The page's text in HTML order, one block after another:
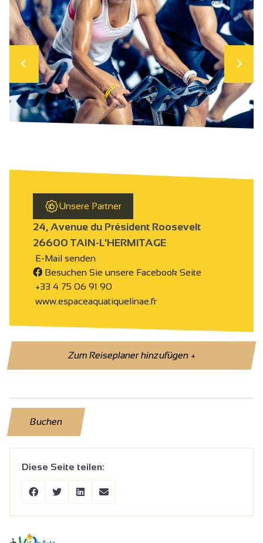
Unsere Partner
24, Avenue du Président Roosevelt
26600 TAIN-L'HERMITAGE
E-Mail senden
Besuchen Sie unsere Facebook Seite
+33 4 75 06 91 90
www.espaceaquatiquelinae.fr
Zum Reiseplaner hinzufügen+
Buchen
Diese Seite teilen: